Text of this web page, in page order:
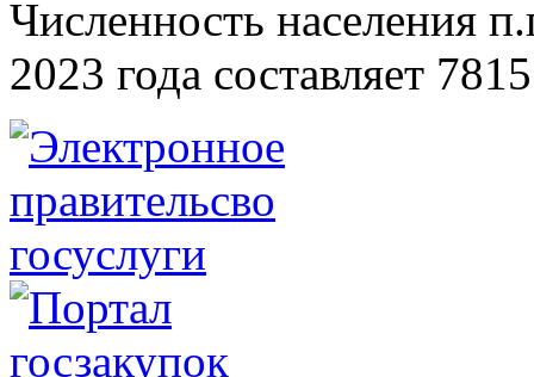
Численность населения
2023 года составляет